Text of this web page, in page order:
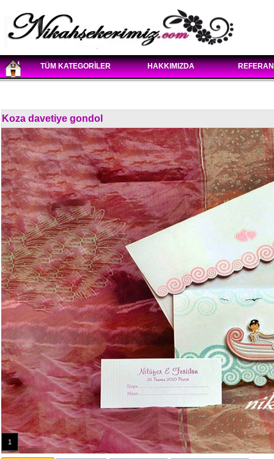
TÜM KATEGORİLER HAKKIMIZDA
Koza davetiye gondol
1